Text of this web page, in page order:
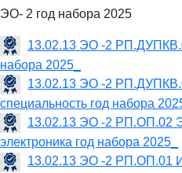
ЭО- 2 год набора 2025
13.02.13 ЭО -2
набора 2025_
13.02.13 ЭО -2
специальность год набора
13.02.13 ЭО -2 РП.ОП.02
электроника год набора 2025_
13.02.13 ЭО -2 РП.ОП.01